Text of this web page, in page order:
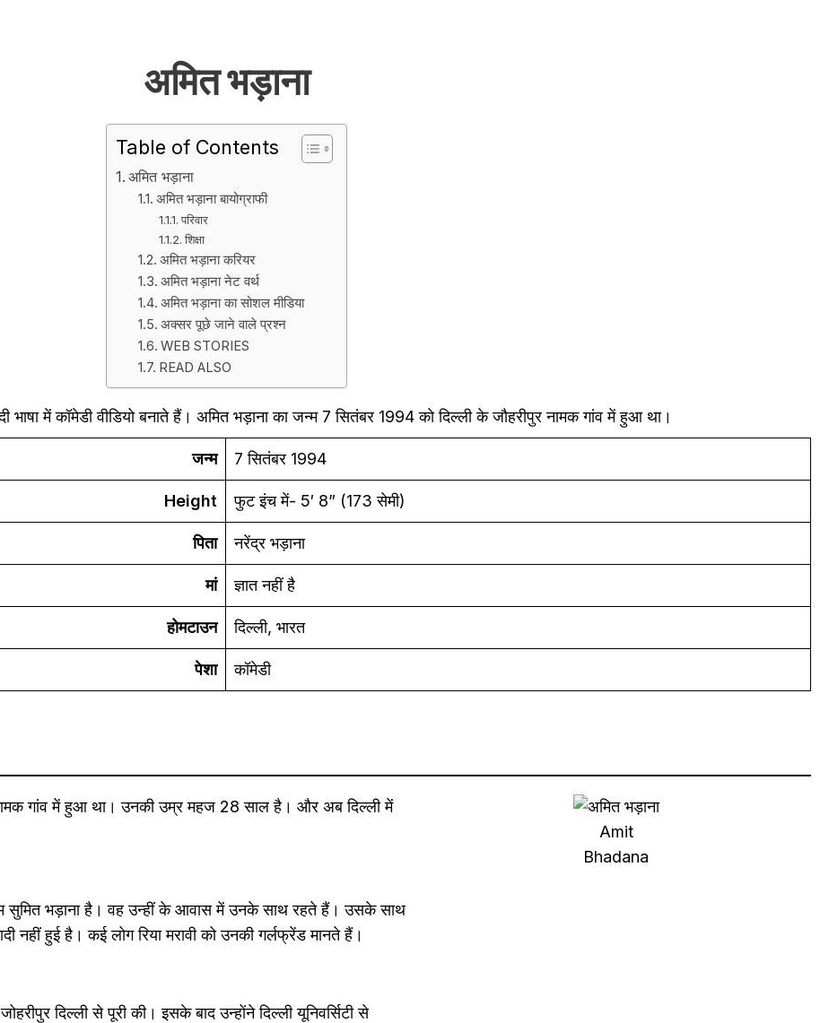
अमित भड़ाना
Table of Contents
अमित भड़ाना
अमित भड़ाना बायोग्राफी
परिवार
शिक्षा
अमित भड़ाना करियर
अमित भड़ाना नेट वर्थ
अमित भड़ाना का सोशल मीडिया
अक्सर पूछे जाने वाले प्रश्न
WEB STORIES
READ ALSO
भाषा में कॉमेडी वीडियो बनाते हैं। अमित भड़ाना का जन्म 7 सितंबर 1994 को दिल्ली के जौहरीपुर नामक गांव में हुआ था।
जन्म 7 सितंबर 1994
Height फुट इंच में- 5′ 8” (173 सेमी)
पिता नरेंद्र भड़ाना
मां ज्ञात नहीं है
होमटाउन दिल्ली, भारत
पेशा कॉमेडी
गांव में हुआ था। उनकी उम्र महज 28 साल है। और अब दिल्ली में
सुमित भड़ाना है। वह उन्हीं के आवास में उनके साथ रहते हैं। उसके साथ
नहीं हुई है। कई लोग रिया मरावी को उनकी गर्लफ्रेंड मानते हैं।
दिल्ली से पूरी की। इसके बाद उन्होंने दिल्ली यूनिवर्सिटी से
Amit
Bhadana